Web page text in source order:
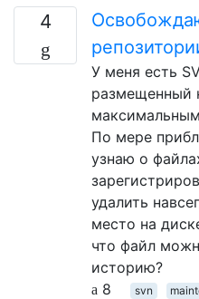
4
У меня есть
размещенный
По мере
узнаю о
удалить
место на
что файл
историю?
8
svn